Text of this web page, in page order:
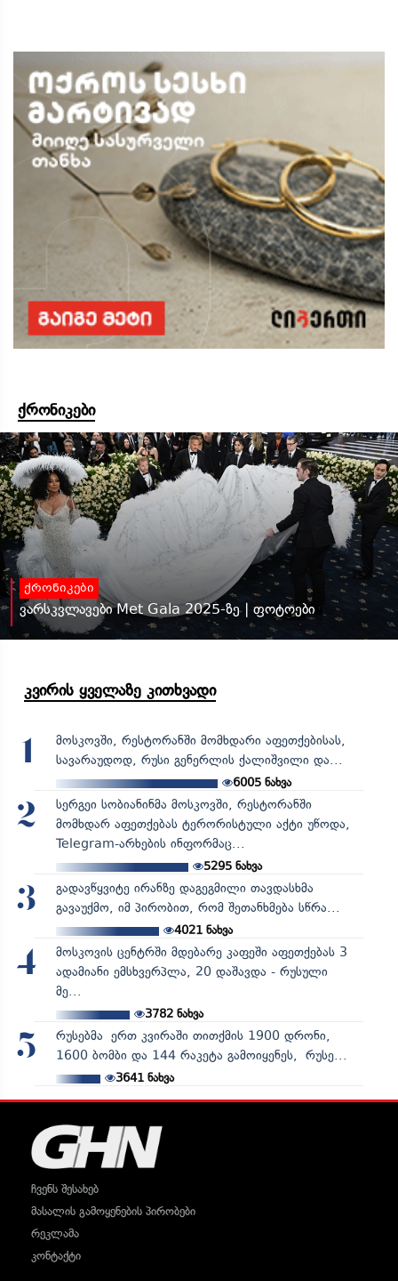
ქრონიკები
ქრონიკები
ვარსკვლავები Met Gala 2025-ზე | ფოტოები
კვირის ყველაზე კითხვადი
1
მოსკოვში, რესტორანში მომხდარი აფეთქებისას,
სავარაუდოდ, რუსი გენერლის ქალიშვილი და...
6005 ნახვა
2
სერგეი სობიანინმა მოსკოვში, რესტორანში
მომხდარ აფეთქებას ტერორისტული აქტი უწოდა,
Telegram-არხების ინფორმაც...
5295ნახვა
3
გადავწყვიტე ირანზე დაგეგმილი თავდასხმა
გავაუქმო, იმ პირობით, რომ შეთანხმება სწრა...
4021ნახვა
4
მოსკოვის ცენტრში მდებარე კაფეში აფეთქებას 3
ადამიანი ემსხვერპლა, 20 დაშავდა - რუსული
მე...
3782ნახვა
5
რუსებმა ერთ კვირაში თითქმის 1900 დრონი,
1600 ბომბი და 144 რაკეტა გამოიყენეს, რუსე...
3641ნახვა
ჩვენს შესახებ
მასალის გამოყენების პირობები
რეკლამა
კონტაქტი